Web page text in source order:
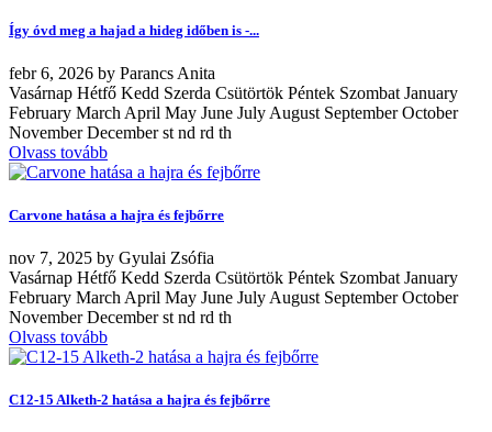
Így óvd meg a hajad a hideg időben is -...
febr6, 2026 by Parancs Anita
Vasárnap Hétfő Kedd Szerda Csütörtök Péntek Szombat January
February March April May June July August September October
November December st nd rd th
Olvass tovább
Carvone hatása a hajra és fejbőrre
nov 7, 2025 by Gyulai Zsófia
Vasárnap Hétfő Kedd Szerda Csütörtök Péntek Szombat January
February March April May June July August September October
November December st nd rd th
Olvass tovább
C12-15 Alketh-2 hatása a hajra és fejbőrre